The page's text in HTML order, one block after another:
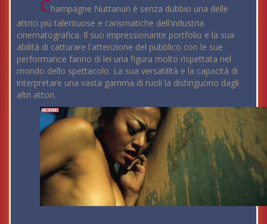
Champagne Nuttanun è senza dubbio una delle
attrici più talentuose e carismatiche dell'industria
cinematografica. Il suo impressionante portfolio e la sua
abilità di catturare l'attenzione del pubblico con le sue
performance fanno di lei una figura molto rispettata nel
mondo dello spettacolo. La sua versatilità e la capacità di
interpretare una vasta gamma di ruoli la distinguono dagli
altri attori.